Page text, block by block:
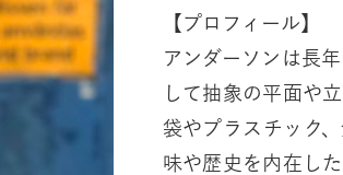
【プロフィール】
アンダーソンは長
して抽象の平面や
袋やプラスチック
味や歴史を内在し